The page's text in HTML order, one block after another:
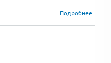
Подробнее
работы